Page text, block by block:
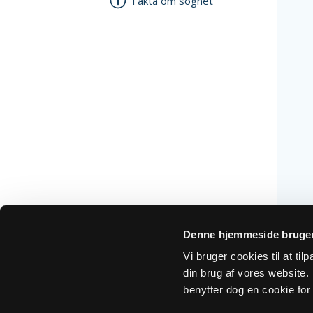
Denne hjemmeside
Vi bruger cookies til at
din brug af vores
benytter dog en cookie